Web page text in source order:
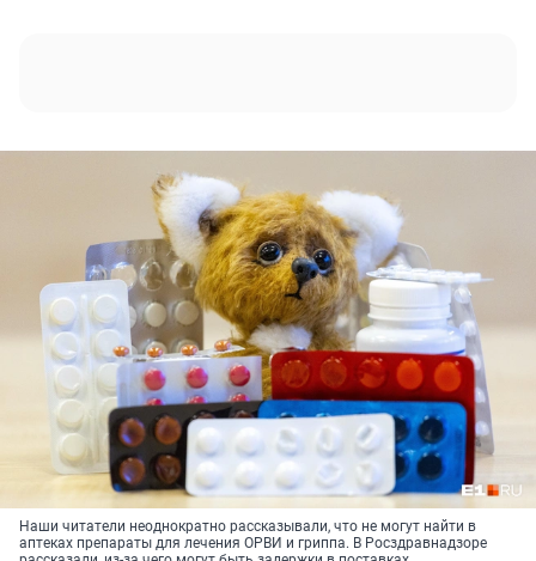
Наши читатели неоднократно рассказывали, что не могут найти в
аптеках препараты для лечения ОРВИ и гриппа. В Росздравнадзоре